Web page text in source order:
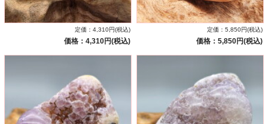
定価：4,310円(税込)
価格：4,310円(税込)
定価：5,850円(税込)
価格：5,850円(税込)